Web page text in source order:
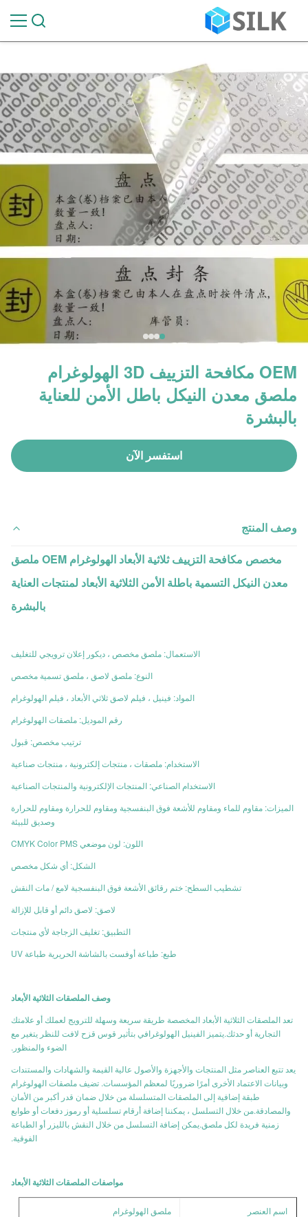
OEM مكافحة التزييف 3D الهولوغرام
ملصق معدن النيكل باطل الأمن للعناية
بالبشرة
استفسر الآن
وصف المنتج
مخصص مكافحة التزييف ثلاثية الأبعاد الهولوغرام OEM ملصق
معدن النيكل التسمية باطلة الأمن الثلاثية الأبعاد لمنتجات العناية
بالبشرة
الاستعمال: ملصق مخصص ، ديكور إعلان ترويجي للتغليف
النوع: ملصق لاصق ، ملصق تسمية مخصص
المواد: فينيل ، فيلم لاصق ثلاثي الأبعاد ، فيلم الهولوغرام
رقم الموديل: ملصقات الهولوغرام
ترتيب مخصص: قبول
الاستخدام: ملصقات ، منتجات إلكترونية ، منتجات صناعية
الاستخدام الصناعي: المنتجات الإلكترونية والمنتجات الصناعية
الميزات: مقاوم للماء ومقاوم للأشعة فوق البنفسجية ومقاوم للحرارة ومقاوم للحرارة
وصديق للبيئة
اللون: لون موضعي CMYK Color PMS
الشكل: أي شكل مخصص
تشطيب السطح: ختم رقائق الأشعة فوق البنفسجية لامع / مات النقش
لاصق: لاصق دائم أو قابل للإزالة
التطبيق: تغليف الزجاجة لأي منتجات
طبع: طباعة أوفست بالشاشة الحريرية طباعة UV
وصف الملصقات الثلاثية الأبعاد
تعد الملصقات الثلاثية الأبعاد المخصصة طريقة سريعة وسهلة للترويج لعملك أو علامتك
التجارية أو حدثك.يتميز الفينيل الهولوغرافي بتأثير قوس قزح لافت للنظر يتغير مع
الضوء والمنظور.
يعد تتبع العناصر مثل المنتجات والأجهزة والأصول عالية القيمة والشهادات والمستندات
وبيانات الاعتماد الأخرى أمرًا ضروريًا لمعظم المؤسسات. تضيف ملصقات الهولوغرام
طبقة إضافية إلى الملصقات المتسلسلة من خلال ضمان قدر أكبر من الأمان
والمصادقة.من خلال التسلسل ، يمكننا إضافة أرقام تسلسلية أو رموز دفعات أو طوابع
زمنية فريدة لكل ملصق.يمكن إضافة التسلسل من خلال النقش بالليزر أو الطباعة
الفوقية.
مواصفات الملصقات الثلاثية الأبعاد
اسم العنصر ملصق الهولوغرام